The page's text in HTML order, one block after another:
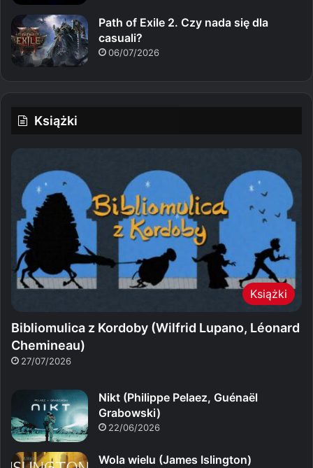
Path of Exile 2. Czy nada się dla
casuali?
06/07/2026
Książki
Książki
Bibliomulica z Kordoby (Wilfrid Lupano, Léonard
Chemineau)
27/07/2026
Nikt (Philippe Pelaez, Guénaël
Grabowski)
22/06/2026
Wola wielu (James Islington)